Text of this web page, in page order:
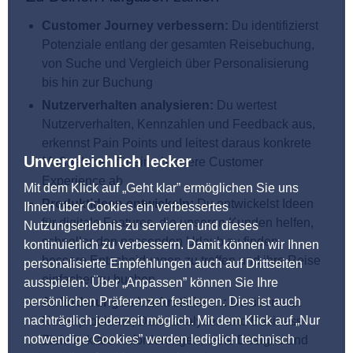
Unvergleichlich lecker
Mit dem Klick auf „Geht klar” ermöglichen Sie uns
Ihnen über Cookies ein verbessertes
Nutzungserlebnis zu servieren und dieses
kontinuierlich zu verbessern. Damit können wir Ihnen
personalisierte Empfehlungen auch auf Drittseiten
ausspielen. Über „Anpassen” können Sie Ihre
persönlichen Präferenzen festlegen. Dies ist auch
nachträglich jederzeit möglich. Mit dem Klick auf „Nur
notwendige Cookies” werden lediglich technisch
Customer Journey verbessern: Du identifizierst
Potenziale entlang der gesamten Reisebuchung,
von Suche und Vergleich über Personalisierung
bis hin zur Buchung
Nutzerverhalten analysieren: Du wertest
Nutzerverhalten, Kennzahlen und Feedback aus,
erkennst Pain Points und leitest daraus konkrete
Maßnahmen für eine bessere Customer
Experience ab
Produktideen entwickeln:Du entwickelst Ideen
für digitale Features, die unseren Kunden helfen,
schneller den passenden Urlaub zu finden,
bessere Entscheidungen zu treffen und ihre Reise
einfacher zu buchen
Anforderungen konkretisieren: Du übersetzt
Nutzerprobleme, Datenanalysen und Business-
Ziele in klare Anforderungen, erste Designs und